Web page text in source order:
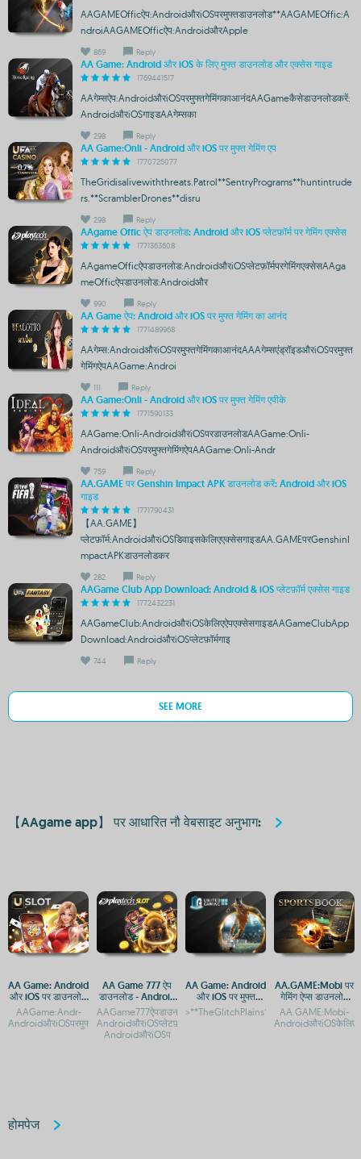
AAGAMEOfficऐप:AndroidऔरiOSपरमुफ्तडाउनलोड**AAGAMEOffic:A
ndroiAAGAMEOfficऐप:AndroidऔरApple
869 Reply
AA Game: Android और iOS के लिए मुफ्त डाउनलोड और एक्सेस गाइड
1769441517
AAगेम्सऐप:AndroidऔरiOSपरमुफ्तगेमिंगकाआनंदAAGameकैसेडाउनलोडकरें:
AndroidऔरiOSगाइडAAगेम्सका
298 Reply
AA Game:Onli - Android और iOS पर मुफ्त गेमिंग एप
1770725077
TheGridisalivewiththreats.Patrol**SentryPrograms**huntintrude
rs.**ScramblerDrones**disru
298 Reply
AAgame Offic ऐप डाउनलोड: Android और iOS प्लेटफ़ॉर्म पर गेमिंग एक्सेस
1771363608
AAgameOfficऐपडाउनलोड:AndroidऔरiOSप्लेटफ़ॉर्मपरगेमिंगएक्सेसAAga
meOfficऐपडाउनलोड:Androidऔर
990 Reply
AA Game ऐप: Android और iOS पर मुफ्त गेमिंग का आनंद
1771489968
AAगेम्स:AndroidऔरiOSपरमुफ्तगेमिंगकाआनंदAAAगेम्सएंड्रॉइडऔरiOSपरमुफ्त
गेमिंगऐपAAGame:Androi
111 Reply
AA Game:Onli - Android और iOS पर मुफ्त गेमिंग एपीके
1771590133
AAGame:Onli-AndroidऔरiOSपरडाउनलोडAAGame:Onli-
AndroidऔरiOSपरमुफ्तगेमिंगऐपAAGame:Onli-Andr
759 Reply
AA.GAME पर Genshin Impact APK डाउनलोड करें: Android और iOS
गाइड
1771790431
【AA.GAME】
प्लेटफ़ॉर्म:AndroidऔरiOSडिवाइसकेलिएएक्सेसगाइडAA.GAMEपरGenshinI
mpactAPKडाउनलोडकर
282 Reply
AAGame Club App Download: Android & iOS प्लेटफ़ॉर्म एक्सेस गाइड
1772432231
AAGameClub:AndroidऔरiOSकेलिएऐपएक्सेसगाइडAAGameClubApp
Download:AndroidऔरiOSप्लेटफ़ॉर्मगाइ
744 Reply
SEE MORE
【AAgame app】 पर आधारित नौ वेबसाइट अनुभाग:
AA Game: Android
और iOS पर डाउनलोड
और एक्सेस गाइड
AAGame:Andr-
AndroidऔरiOSपरमुफ्तडाउनलोड
AA Game 777 ऐप
डाउनलोड - Android
और iOS प्लेटफॉर्म पर
एक्सेस
AAGame777ऐपडाउनलोड-
AndroidऔरiOSप्लेटफ़ॉर्मपरगेमिंगएक्सेसAAGame777ऐपडाउनलोड-
AndroidऔरiOSप
AA Game: Android
और iOS पर मुफ्त
डाउनलोड और एक्सेस
गाइड
AA.GAME:Mobi पर
गेमिंग ऐप्स डाउनलोड
करें - Android और
iOS के लिए एक्सेस
AA.GAME:Mobi-
होमपेज